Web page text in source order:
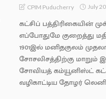
CPIM Puducherry July
கட்சிப் பத்திரிகையின்
எப்போதுமே குறைத்து
1901இல் மனிதகுலம்
சோசலிசத்திற்கு
சோவியத் கம்யூனிஸ்ட்
வழிகாட்டிய தோழர்